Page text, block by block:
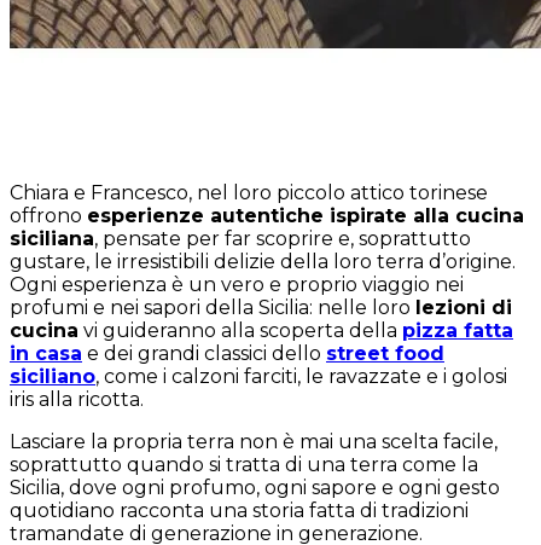
Chiara e Francesco, nel loro piccolo attico torinese
offrono esperienze autentiche ispirate alla cucina
siciliana, pensate per far scoprire e, soprattutto
gustare, le irresistibili delizie della loro terra d’origine.
Ogni esperienza è un vero e proprio viaggio nei
profumi e nei sapori della Sicilia: nelle loro lezioni di
cucina vi guideranno alla scoperta della pizza fatta
in casa e dei grandi classici dello street food
siciliano, come i calzoni farciti, le ravazzate e i golosi
iris alla ricotta.
Lasciare la propria terra non è mai una scelta facile,
soprattutto quando si tratta di una terra come la
Sicilia, dove ogni profumo, ogni sapore e ogni gesto
quotidiano racconta una storia fatta di tradizioni
tramandate di generazione in generazione.